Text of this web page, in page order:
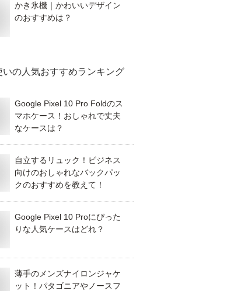
かき氷機｜かわいいデザイン
のおすすめは？
いの人気おすすめランキング
Google Pixel 10 Pro Foldのス
マホケース！おしゃれで丈夫
なケースは？
自立するリュック！ビジネス
向けのおしゃれなバックパッ
クのおすすめを教えて！
Google Pixel 10 Proにぴった
りな人気ケースはどれ？
薄手のメンズナイロンジャケ
ット！パタゴニアやノースフ